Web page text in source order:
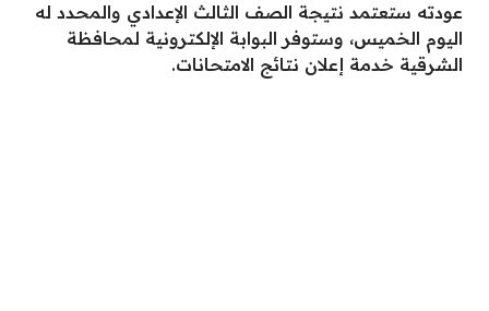
عودته ستعتمد نتيجة الصف الثالث الإعدادي والمحدد له
اليوم الخميس، وستوفر البوابة الإلكترونية لمحافظة
الشرقية خدمة إعلان نتائج الامتحانات.